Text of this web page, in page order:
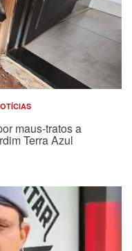
maus-tratos a
Terra Azul